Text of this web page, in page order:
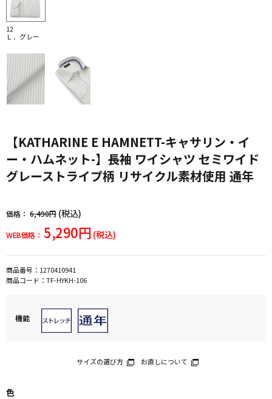
12
Ｌ．グレー
【KATHARINE E HAMNETT-キャサリン・イ
ー・ハムネット-】長袖 ワイシャツ セミワイド
グレーストライプ柄 リサイクル素材使用 通年
価格： 6,490円 (税込)
WEB価格： 5,290円 (税込)
商品番号： 1270410941
商品コード： TF-HYKH-106
機能
サイズの選び方 お直しについて
色